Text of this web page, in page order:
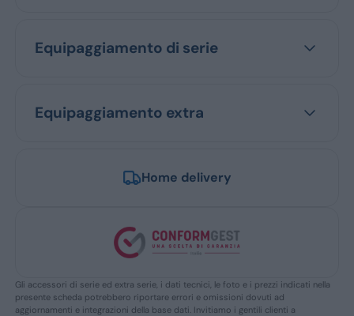
Equipaggiamento di serie
Equipaggiamento extra
Home delivery
Gli accessori di serie ed extra serie, i dati tecnici, le foto e i prezzi indicati nella
presente scheda potrebbero riportare errori e omissioni dovuti ad
aggiornamenti e integrazioni della base dati. Invitiamo i gentili clienti a